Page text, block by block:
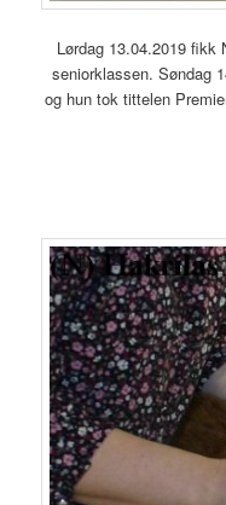
Lørdag 13.04.2019 fikk
seniorklassen. Søndag
og hun tok tittelen